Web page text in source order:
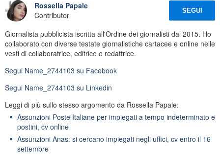
Rossella Papale
Contributor
SEGUI
Giornalista pubblicista iscritta all'Ordine dei giornalisti dal 2015. Ho
collaborato con diverse testate giornalistiche cartacee e online nelle
vesti di collaboratrice, editrice e redattrice.
Segui Name_2744103 su Facebook
Segui Name_2744103 su Linkedin
Leggi di più sullo stesso argomento da Rossella Papale:
Assunzioni Poste Italiane per impiegati a tempo indeterminato e
postini, cv online
Assunzioni Anas: si cercano impiegati negli uffici, cv entro il 16
settembre